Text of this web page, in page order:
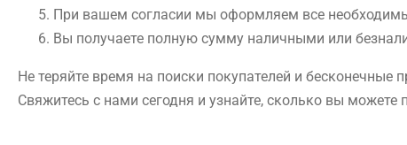
При вашем согласии мы оформляем все
Вы получаете полную сумму наличными или
Не теряйте время на поиски покупателей и
Свяжитесь с нами сегодня и узнайте, сколько вы